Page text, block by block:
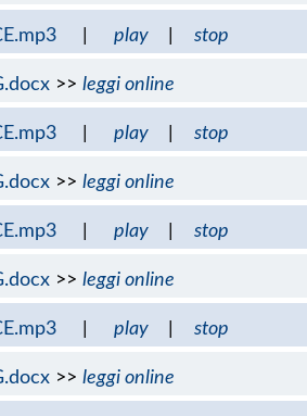
play stop
>> leggi online
play stop
>> leggi online
play stop
>> leggi online
play stop
>> leggi online